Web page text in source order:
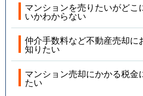
マンションを売りたいがどこ
いかわからない
仲介手数料など不動産売却に
知りたい
マンション売却にかかる税金
たい